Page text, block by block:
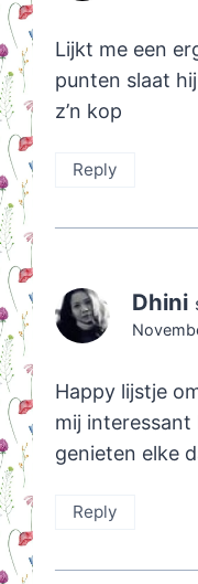
Lijkt me een
punten slaat
z’n kop
Reply
Dhini
Happy lijstje
mij interessant
genieten elke
Reply